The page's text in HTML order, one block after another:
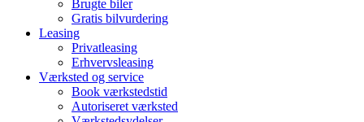
Brugte biler
Gratis bilvurdering
Leasing
Privatleasing
Erhvervsleasing
Værksted og service
Book værkstedstid
Autoriseret værksted